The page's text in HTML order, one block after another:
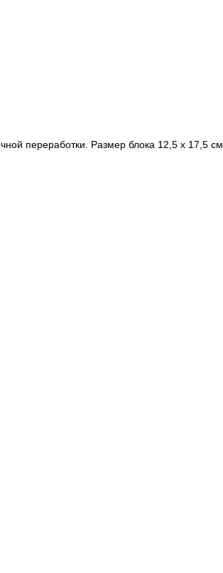
переработки. Размер блока 12,5 х 17,5 см.